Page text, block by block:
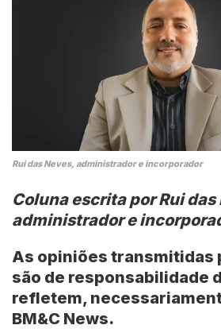
Rui das Neves, administrador e incorporador
Coluna escrita por Rui das
administrador e
As opiniões transmitidas
são de responsabilidade
refletem,
BM&C News.